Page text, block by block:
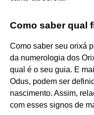
Como saber qual
Como saber seu orixá
da numerologia dos
qual é o seu guia. E
Odus, podem ser
nascimento. Assim,
com esses signos de